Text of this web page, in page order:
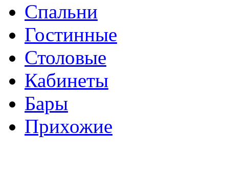
Спальни
Гостинные
Столовые
Кабинеты
Бары
Прихожие